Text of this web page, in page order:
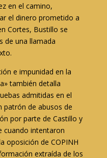
en el camino,
el dinero prometido a
Cortes, Bustillo se
de una llamada
e impunidad en la
también detalla
admitidas en el
patrón de abusos de
por parte de Castillo y
cuando intentaron
oposición de COPINH
extraída de los